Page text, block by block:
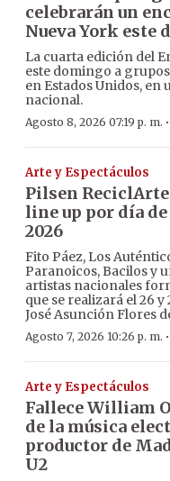
celebrarán un
Nueva York este
La cuarta edición del
este domingo a
en Estados Unidos,
nacional.
Agosto 8, 2026 07:19 p. m. ·
Arte y Espectáculos
Pilsen
line up por día
2026
Fito Páez, Los
Paranoicos, Bacilos y
artistas nacionales
que se realizará el 26
José Asunción Flores
Agosto 7, 2026 10:26 p. m. ·
Arte y Espectáculos
Fallece William
de la música
productor de
U2